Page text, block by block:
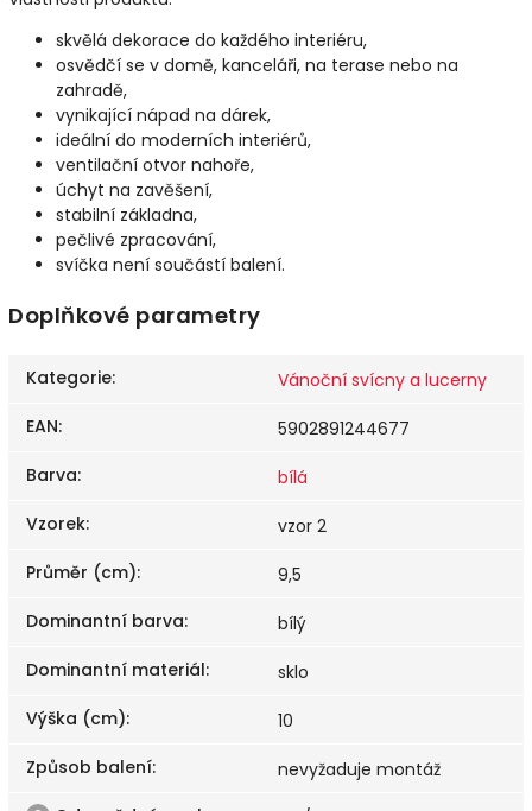
skvělá dekorace do každého interiéru,
osvědčí se v domě, kanceláři, na terase nebo na
zahradě,
vynikající nápad na dárek,
ideální do moderních interiérů,
ventilační otvor nahoře,
úchyt na zavěšení,
stabilní základna,
pečlivé zpracování,
svíčka není součástí balení.
Doplňkové parametry
Kategorie:
Vánoční svícny a lucerny
EAN:
5902891244677
Barva:
bílá
Vzorek:
vzor 2
Průměr (cm):
9,5
Dominantní barva:
bílý
Dominantní materiál:
sklo
Výška (cm):
10
Způsob balení:
nevyžaduje montáž